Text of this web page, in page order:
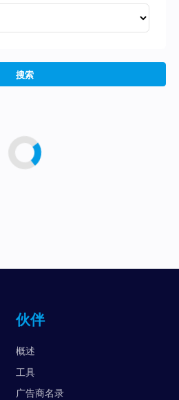
搜索
伙伴
概述
工具
广告商名录